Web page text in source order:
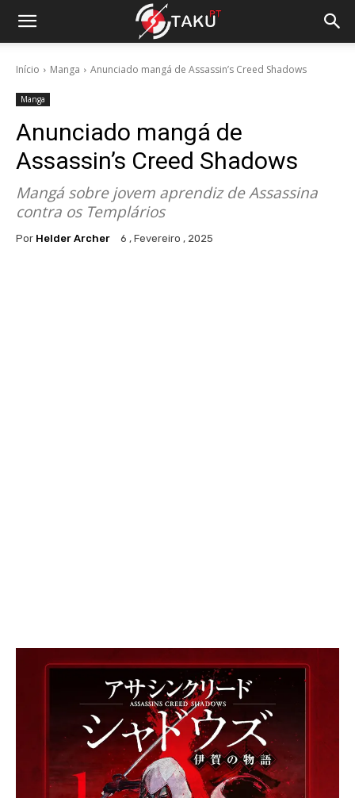
Início Manga Anunciado mangá de Assassin’s Creed Shadows
Manga
Anunciado mangá de
Assassin’s Creed Shadows
Mangá sobre jovem aprendiz de Assassina
contra os Templários
Por Helder Archer 6 , Fevereiro , 2025